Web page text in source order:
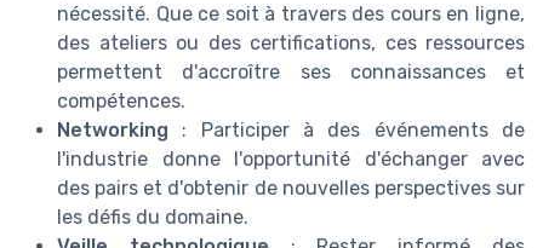
nécessité. Que ce soit à travers des cours en ligne,
des ateliers ou des certifications, ces ressources
permettent d'accroître ses connaissances et
compétences.
Networking : Participer à des événements de
l'industrie donne l'opportunité d'échanger avec
des pairs et d'obtenir de nouvelles perspectives sur
les défis du domaine.